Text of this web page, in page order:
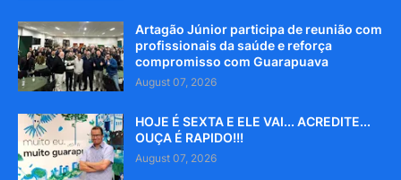
Artagão Júnior participa de reunião com
profissionais da saúde e reforça
compromisso com Guarapuava
August 07, 2026
HOJE É SEXTA E ELE VAI... ACREDITE...
OUÇA É RAPIDO!!!
August 07, 2026